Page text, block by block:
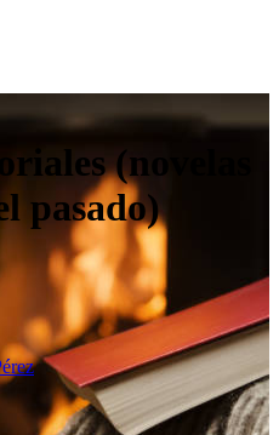
(novelas
pasado)